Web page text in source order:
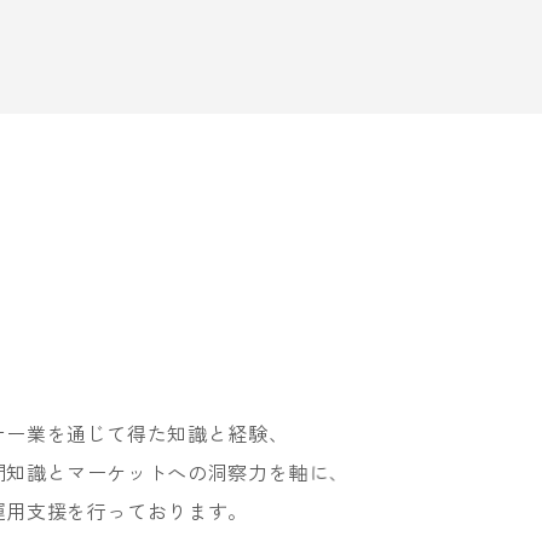
業を通じて得た知識と経験、
識とマーケットへの洞察力を軸に、
支援を行っております。